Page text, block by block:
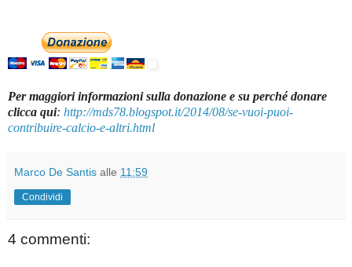
Per maggiori informazioni sulla donazione e su perché donare
clicca qui: http://mds78.blogspot.it/2014/08/se-vuoi-puoi-
contribuire-calcio-e-altri.html
Marco De Santis alle 11:59
Condividi
4 commenti: